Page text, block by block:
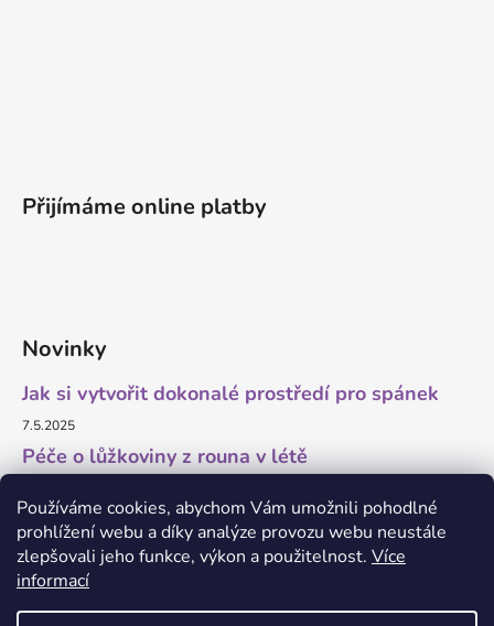
Používáme cookies, abychom Vám umožnili pohodlné
prohlížení webu a díky analýze provozu webu neustále
zlepšovali jeho funkce, výkon a použitelnost. Více
informací
Přijímáme online platby
Novinky
Jak si vytvořit dokonalé prostředí pro spánek
7.5.2025
Péče o lůžkoviny z rouna v létě
O marketing a grafiku se stará Brandedguys.com